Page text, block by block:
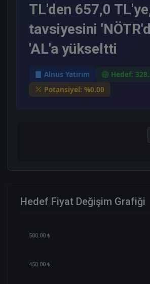
TL'den 657,0
tavsiyesini
'AL'a yükseltti
Alnus Yatırım
Hedef:
Potansiyel: %0.00
Hedef Fiyat Değişim Grafiği
500.00 ₺
450.00 ₺